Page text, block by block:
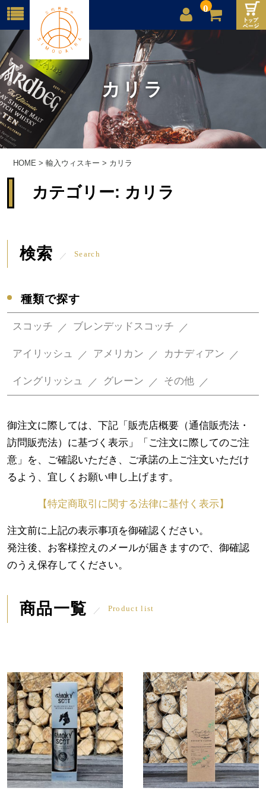
0
店舗案内
ご利用案内
送料
お問合せ
カリラ
HOME >輸入ウィスキー > カリラ
カテゴリー: カリラ
検索 Search
種類で探す
スコッチ ブレンデッドスコッチ
アイリッシュ アメリカン カナディアン
イングリッシュ グレーン その他
御注文に際しては、下記「販売店概要（通信販売法・
訪問販売法）に基づく表示」「ご注文に際してのご注
意」を、ご確認いただき、ご承諾の上ご注文いただけ
るよう、宜しくお願い申し上げます。
【特定商取引に関する法律に基付く表示】
注文前に上記の表示事項を御確認ください。
発注後、お客様控えのメールが届きますので、御確認
のうえ保存してください。
商品一覧 Product list